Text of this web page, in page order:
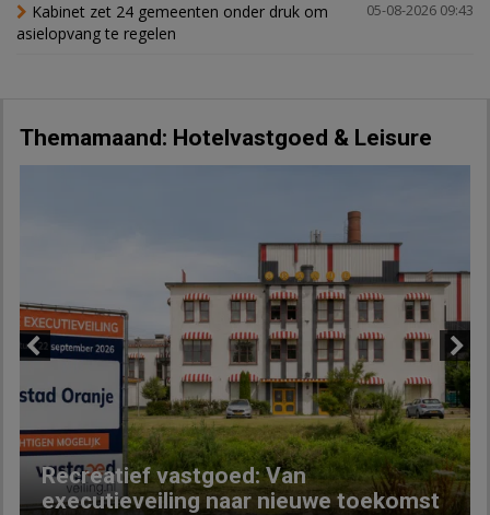
05-08-2026 09:43
Kabinet zet 24 gemeenten onder druk om
asielopvang te regelen
Themamaand: Hotelvastgoed & Leisure
Recreatief vastgoed: Van
executieveiling naar nieuwe toekomst
Next